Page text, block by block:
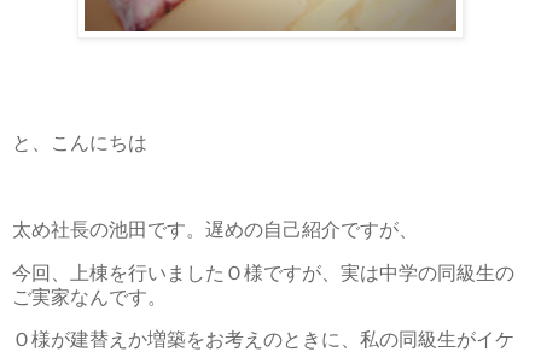
と、こんにちは
太め社長の池田です。遅めの自己紹介ですが、
今回、上棟を行いましたＯ様ですが、実は中学の同級生の
ご実家なんです。
Ｏ様が建替えか増築をお考えのときに、私の同級生がイケ